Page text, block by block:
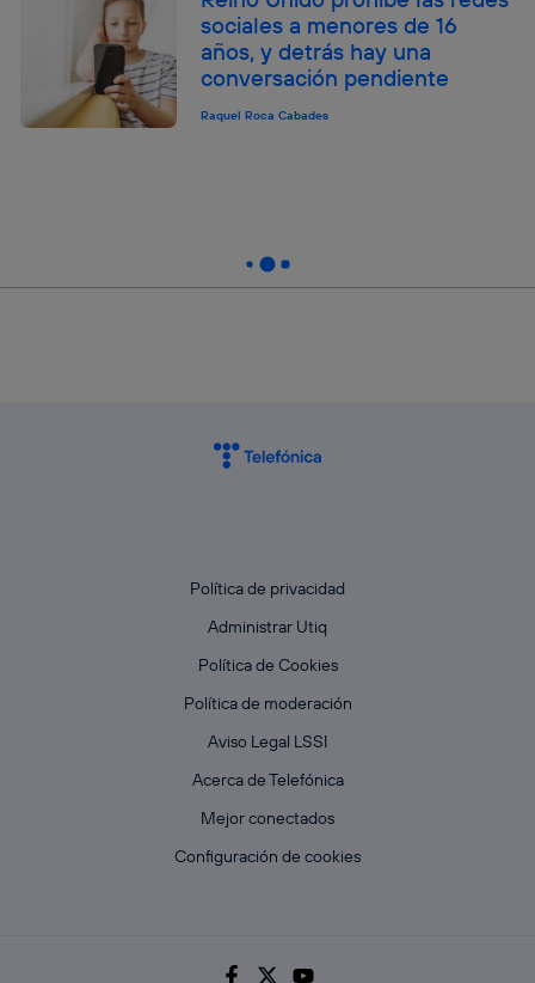
sociales a menores de 16
años, y detrás hay una
conversación pendiente
Raquel Roca Cabades
Política de privacidad
Administrar Utiq
Política de Cookies
Política de moderación
Aviso Legal LSSI
Acerca de Telefónica
Mejor conectados
Configuración de cookies